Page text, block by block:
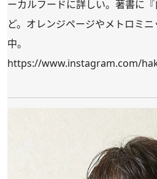
ーカルフードに詳しい。著書に
ど。オレンジページやメトロミ
中。
https://www.instagram.com/